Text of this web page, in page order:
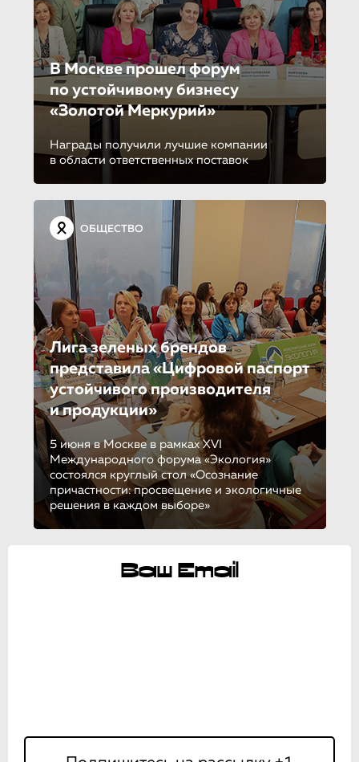
В Москве прошел форум
по устойчиво­му бизнесу
«Золотой Меркурий»
Награды получили лучшие компании
в области ответственных поставок
ОБЩЕСТВО
Лига зеленых брендов
представила «Цифровой паспорт
устойчивого производителя
и продукции»
5 июня в Москве в рамках XVI
Международного форума «Экология»
состоялся круглый стол «Осознание
причастности: просвещение и экологичные
решения в каждом выборе»
Ваш Email